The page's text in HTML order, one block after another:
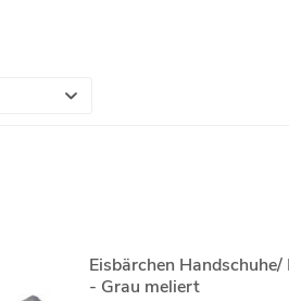
Eisbärchen
- Grau meliert